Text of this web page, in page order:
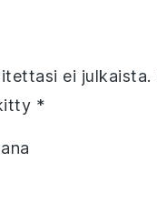
ei julkaista.
*